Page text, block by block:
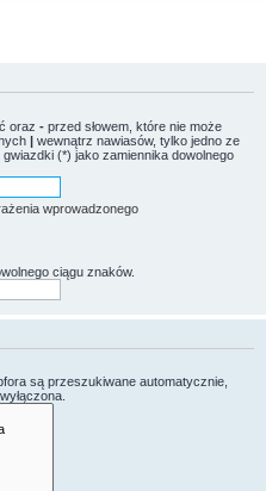
oraz - przed słowem, które nie może
| wewnątrz nawiasów, tylko jedno ze
(*) jako zamiennika dowolnego
wprowadzonego
ciągu znaków.
są przeszukiwane automatycznie,